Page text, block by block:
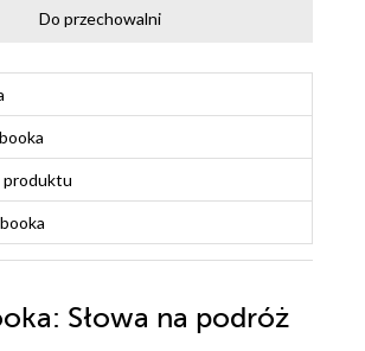
Do przechowalni
produktu
: Słowa na podróż